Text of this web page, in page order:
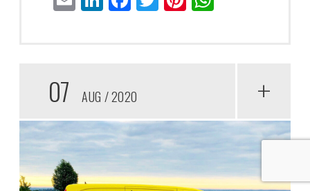
07 AUG 2020 +